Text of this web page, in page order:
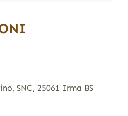
SNC, 25061 Irma BS